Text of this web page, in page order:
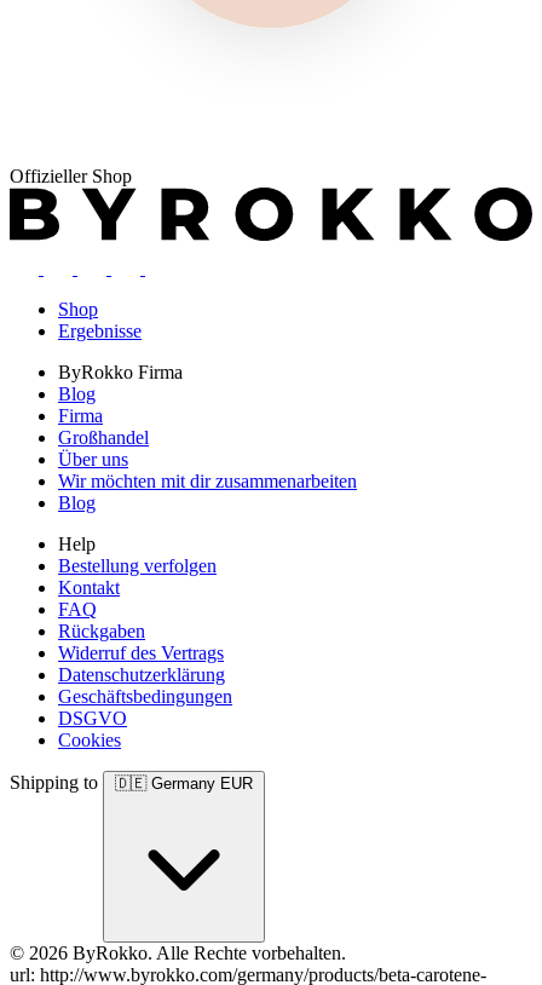
Offizieller Shop
Shop
Ergebnisse
ByRokko Firma
Blog
Firma
Großhandel
Über uns
Wir möchten mit dir zusammenarbeiten
Blog
Help
Bestellung verfolgen
Kontakt
FAQ
Rückgaben
Widerruf des Vertrags
Datenschutzerklärung
Geschäftsbedingungen
DSGVO
Cookies
Shipping to 🇩🇪 Germany EUR
© 2026 ByRokko. Alle Rechte vorbehalten.
url: http://www.byrokko.com/germany/products/beta-carotene-